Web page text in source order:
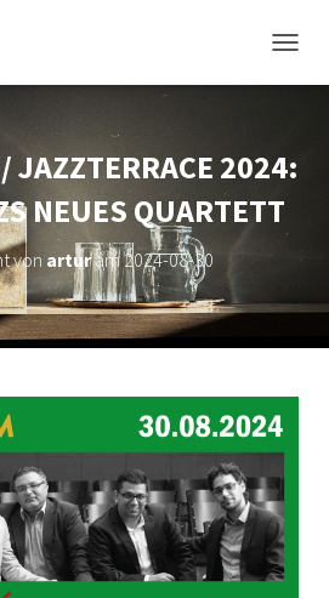
JAZZTERRACE 2024:
NEUES QUARTETT
von arturam2024-08-30